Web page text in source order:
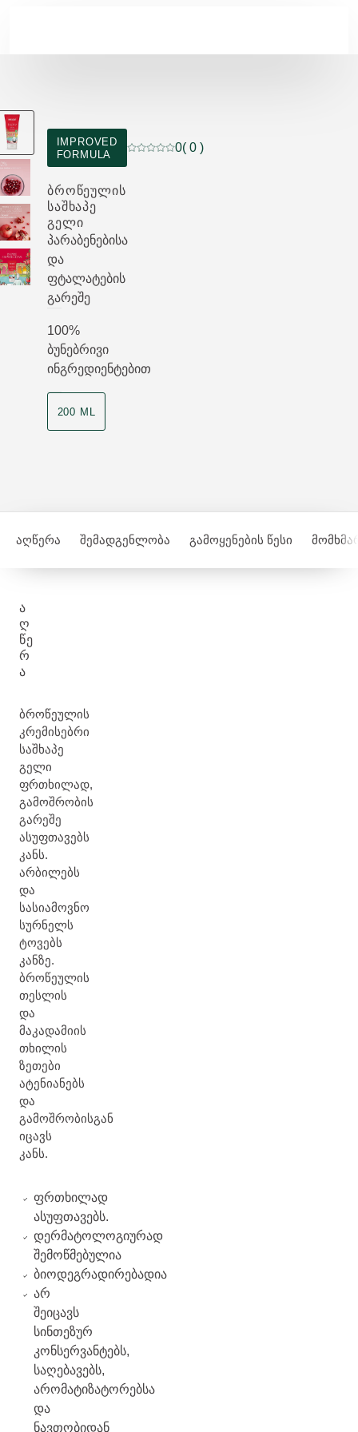
IMPROVED
FORMULA
მიმდინარე რეიტინგი: 0 ვარსკვლავი
0( 0 )
ᲑᲠᲝᲬᲔᲣᲚᲘᲡ
ᲡᲐᲨᲮᲐᲞᲔ
ᲒᲔᲚᲘ
პარაბენებისა
და
ფტალატების
გარეშე
100%
ბუნებრივი
ინგრედიენტებით
200 ML
აღწერა შემადგენლობა გამოყენების წესი
Ა
Ღ
ᲬᲔ
Რ
Ა
ბროწეულის
კრემისებრი
საშხაპე
გელი
ფრთხილად,
გამოშრობის
გარეშე
ასუფთავებს
კანს.
არბილებს
და
სასიამოვნო
სურნელს
ტოვებს
კანზე.
ბროწეულის
თესლის
და
მაკადამიის
თხილის
ზეთები
ატენიანებს
და
გამოშრობისგან
იცავს
კანს.
ფრთხილად
ასუფთავებს.
დერმატოლოგიურად
შემოწმებულია
ბიოდეგრადირებადია
არ
შეიცავს
სინთეზურ
კონსერვანტებს,
საღებავებს,
არომატიზატორებსა
და
ნავთობიდან